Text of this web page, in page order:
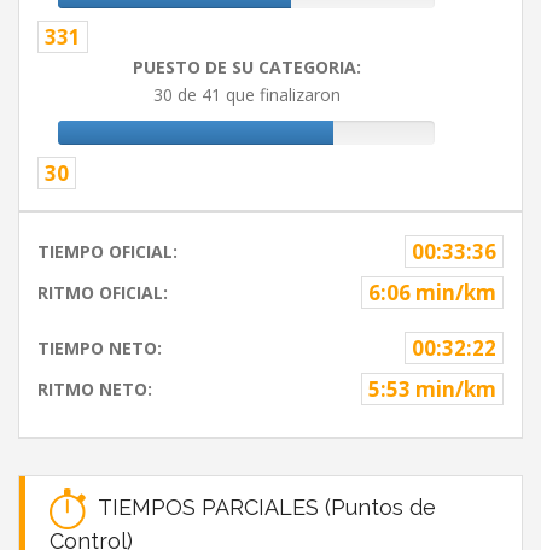
331
PUESTO DE SU CATEGORIA:
30 de 41 que finalizaron
30
TIEMPO OFICIAL: 00:33:36
RITMO OFICIAL: 6:06 min/km
TIEMPO NETO: 00:32:22
RITMO NETO: 5:53 min/km
TIEMPOS PARCIALES (Puntos de
Control)